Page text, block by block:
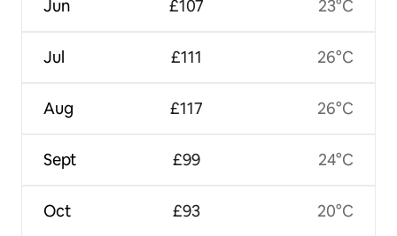
Jun
Jul
Aug
Sept
Oct
£107
£111
£117
£99
£93
23°C
26°C
26°C
24°C
20°C